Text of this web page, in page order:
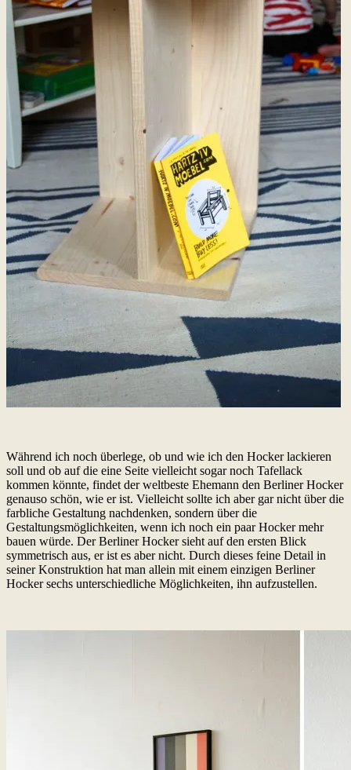
Während ich noch überlege, ob und wie ich den Hocker lackieren
soll und ob auf die eine Seite vielleicht sogar noch Tafellack
kommen könnte, findet der weltbeste Ehemann den Berliner Hocker
genauso schön, wie er ist. Vielleicht sollte ich aber gar nicht über die
farbliche Gestaltung nachdenken, sondern über die
Gestaltungsmöglichkeiten, wenn ich noch ein paar Hocker mehr
bauen würde. Der Berliner Hocker sieht auf den ersten Blick
symmetrisch aus, er ist es aber nicht. Durch dieses feine Detail in
seiner Konstruktion hat man allein mit einem einzigen Berliner
Hocker sechs unterschiedliche Möglichkeiten, ihn aufzustellen.